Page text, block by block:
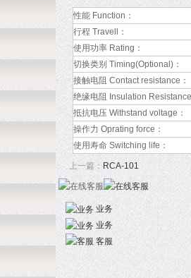
性能 Function：
行程 Travell：
使用功率 Rating：
切换类别 Timing(Optional)：
接触电阻 Contact resistance：
绝缘电阻 Insulation
抵抗电压 Withstand voltage：
操作力 Oprating force：
使用寿命 Switching life：
上一篇： RCA-101
业务
业务
客服